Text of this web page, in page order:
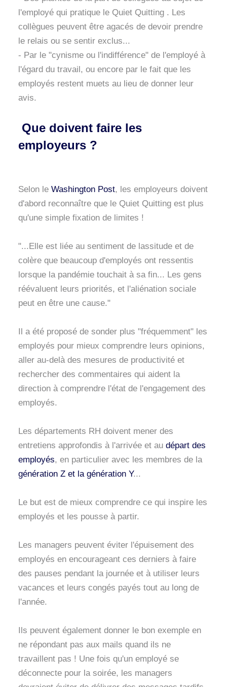
l'employé qui pratique le Quiet Quitting . Les
collègues peuvent être agacés de devoir prendre
le relais ou se sentir exclus...
- Par le "cynisme ou l'indifférence" de l'employé à
l'égard du travail, ou encore par le fait que les
employés restent muets au lieu de donner leur
avis.
Que doivent faire les
employeurs ?
Selon le Washington Post, les employeurs doivent
d'abord reconnaître que le Quiet Quitting est plus
qu'une simple fixation de limites !
"...Elle est liée au sentiment de lassitude et de
colère que beaucoup d'employés ont ressentis
lorsque la pandémie touchait à sa fin... Les gens
réévaluent leurs priorités, et l'aliénation sociale
peut en être une cause."
Il a été proposé de sonder plus "fréquemment" les
employés pour mieux comprendre leurs opinions,
aller au-delà des mesures de productivité et
rechercher des commentaires qui aident la
direction à comprendre l'état de l'engagement des
employés.
Les départements RH doivent mener des
entretiens approfondis à l'arrivée et au départ des
employés, en particulier avec les membres de la
génération Z et la génération Y...
Le but est de mieux comprendre ce qui inspire les
employés et les pousse à partir.
Les managers peuvent éviter l'épuisement des
employés en encourageant ces derniers à faire
des pauses pendant la journée et à utiliser leurs
vacances et leurs congés payés tout au long de
l'année.
Ils peuvent également donner le bon exemple en
ne répondant pas aux mails quand ils ne
travaillent pas ! Une fois qu'un employé se
déconnecte pour la soirée, les managers